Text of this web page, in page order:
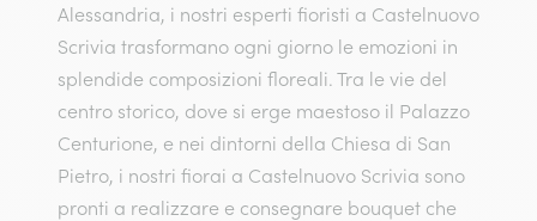
Alessandria, i nostri esperti fioristi a Castelnuovo
Scrivia trasformano ogni giorno le emozioni in
splendide composizioni floreali. Tra le vie del
centro storico, dove si erge maestoso il Palazzo
Centurione, e nei dintorni della Chiesa di San
Pietro, i nostri fiorai a Castelnuovo Scrivia sono
pronti a realizzare e consegnare bouquet che